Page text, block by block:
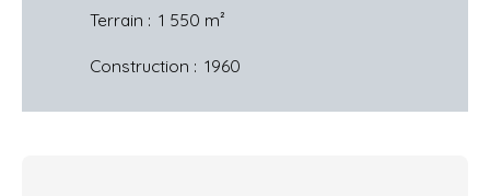
Terrain : 1 550 m²
Construction : 1960